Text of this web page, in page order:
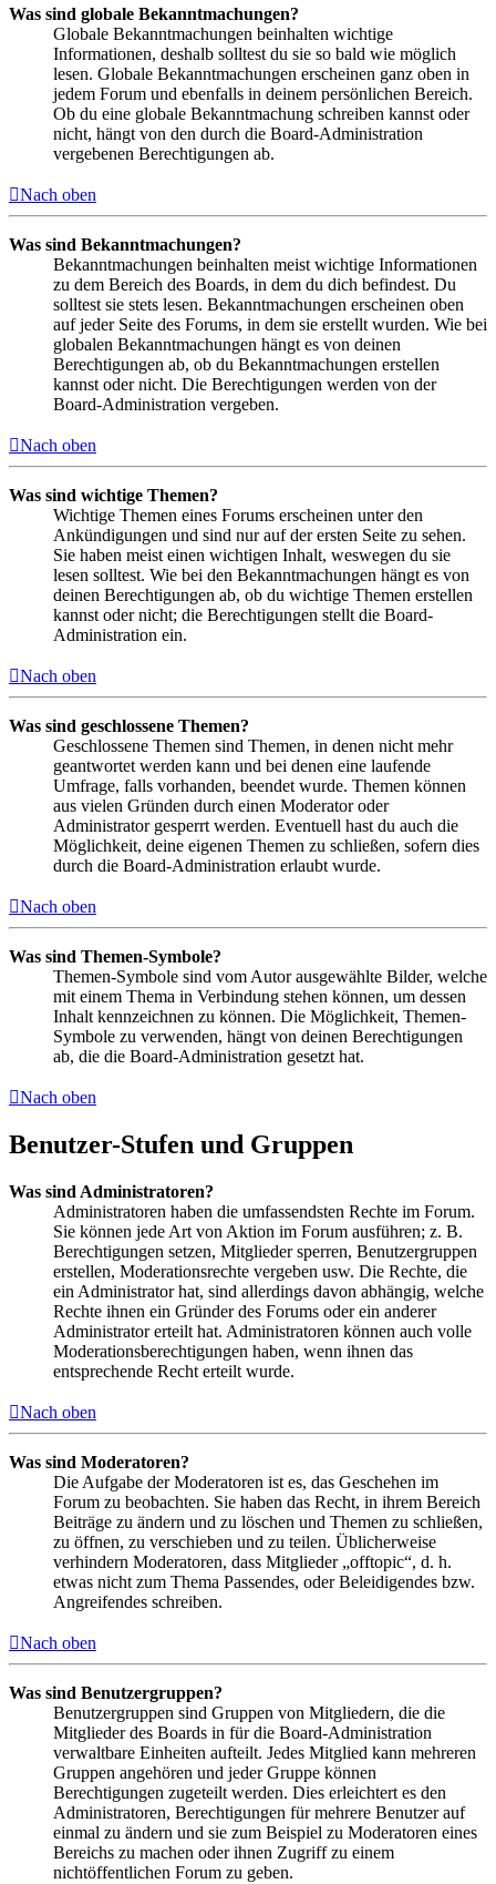
Was sind globale Bekanntmachungen?
Globale Bekanntmachungen beinhalten wichtige
Informationen, deshalb solltest du sie so bald wie möglich
lesen. Globale Bekanntmachungen erscheinen ganz oben in
jedem Forum und ebenfalls in deinem persönlichen Bereich.
Ob du eine globale Bekanntmachung schreiben kannst oder
nicht, hängt von den durch die Board-Administration
vergebenen Berechtigungen ab.
Nach oben
Was sind Bekanntmachungen?
Bekanntmachungen beinhalten meist wichtige Informationen
zu dem Bereich des Boards, in dem du dich befindest. Du
solltest sie stets lesen. Bekanntmachungen erscheinen oben
auf jeder Seite des Forums, in dem sie erstellt wurden. Wie bei
globalen Bekanntmachungen hängt es von deinen
Berechtigungen ab, ob du Bekanntmachungen erstellen
kannst oder nicht. Die Berechtigungen werden von der
Board-Administration vergeben.
Nach oben
Was sind wichtige Themen?
Wichtige Themen eines Forums erscheinen unter den
Ankündigungen und sind nur auf der ersten Seite zu sehen.
Sie haben meist einen wichtigen Inhalt, weswegen du sie
lesen solltest. Wie bei den Bekanntmachungen hängt es von
deinen Berechtigungen ab, ob du wichtige Themen erstellen
kannst oder nicht; die Berechtigungen stellt die Board-
Administration ein.
Nach oben
Was sind geschlossene Themen?
Geschlossene Themen sind Themen, in denen nicht mehr
geantwortet werden kann und bei denen eine laufende
Umfrage, falls vorhanden, beendet wurde. Themen können
aus vielen Gründen durch einen Moderator oder
Administrator gesperrt werden. Eventuell hast du auch die
Möglichkeit, deine eigenen Themen zu schließen, sofern dies
durch die Board-Administration erlaubt wurde.
Nach oben
Was sind Themen-Symbole?
Themen-Symbole sind vom Autor ausgewählte Bilder, welche
mit einem Thema in Verbindung stehen können, um dessen
Inhalt kennzeichnen zu können. Die Möglichkeit, Themen-
Symbole zu verwenden, hängt von deinen Berechtigungen
ab, die die Board-Administration gesetzt hat.
Nach oben
Benutzer-Stufen und Gruppen
Was sind Administratoren?
Administratoren haben die umfassendsten Rechte im Forum.
Sie können jede Art von Aktion im Forum ausführen; z. B.
Berechtigungen setzen, Mitglieder sperren, Benutzergruppen
erstellen, Moderationsrechte vergeben usw. Die Rechte, die
ein Administrator hat, sind allerdings davon abhängig, welche
Rechte ihnen ein Gründer des Forums oder ein anderer
Administrator erteilt hat. Administratoren können auch volle
Moderationsberechtigungen haben, wenn ihnen das
entsprechende Recht erteilt wurde.
Nach oben
Was sind Moderatoren?
Die Aufgabe der Moderatoren ist es, das Geschehen im
Forum zu beobachten. Sie haben das Recht, in ihrem Bereich
Beiträge zu ändern und zu löschen und Themen zu schließen,
zu öffnen, zu verschieben und zu teilen. Üblicherweise
verhindern Moderatoren, dass Mitglieder „offtopic“, d. h.
etwas nicht zum Thema Passendes, oder Beleidigendes bzw.
Angreifendes schreiben.
Nach oben
Was sind Benutzergruppen?
Benutzergruppen sind Gruppen von Mitgliedern, die die
Mitglieder des Boards in für die Board-Administration
verwaltbare Einheiten aufteilt. Jedes Mitglied kann mehreren
Gruppen angehören und jeder Gruppe können
Berechtigungen zugeteilt werden. Dies erleichtert es den
Administratoren, Berechtigungen für mehrere Benutzer auf
einmal zu ändern und sie zum Beispiel zu Moderatoren eines
Bereichs zu machen oder ihnen Zugriff zu einem
nichtöffentlichen Forum zu geben.